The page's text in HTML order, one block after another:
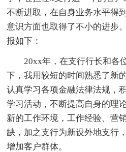
不断进取，在自身业务水平得
意识方面也取得了不小的进步
报如下：
20xx年，在支行行长和各
下，我用较短的时间熟悉了新
认真学习各项金融法律法规，
学习活动，不断提高自身的理
新的工作环境，工作经验、营
缺，加之支行为新设外地支行
增加客户群体。